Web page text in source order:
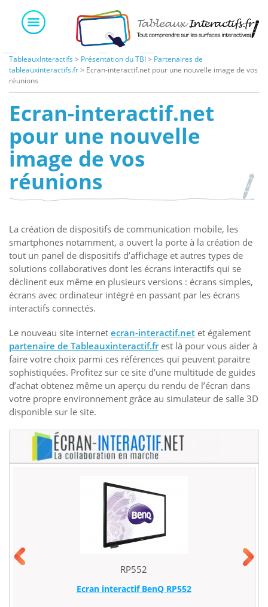
content
TableauxInteractifs > Présentation du TBI> Partenaires de
tableauxinteractifs.fr> Ecran-interactif.net pour une nouvelle image de vos
réunions
Ecran-interactif.net
pour une nouvelle
image de vos
réunions
La création de dispositifs de communication mobile, les
smartphones notamment, a ouvert la porte à la création de
tout un panel de dispositifs d’affichage et autres types de
solutions collaboratives dont les écrans interactifs qui se
déclinent eux même en plusieurs versions : écrans simples,
écrans avec ordinateur intégré en passant par les écrans
interactifs connectés.
Le nouveau site internet ecran-interactif.net et également
partenaire de Tableauxinteractif.frest là pour vous aider à
faire votre choix parmi ces références qui peuvent paraitre
sophistiquées. Profitez sur ce site d’une multitude de guides
d’achat obtenez même un aperçu du rendu de l’écran dans
votre propre environnement grâce au simulateur de salle 3D
disponible sur le site.
RP552
Ecran interactif BenQ RP552